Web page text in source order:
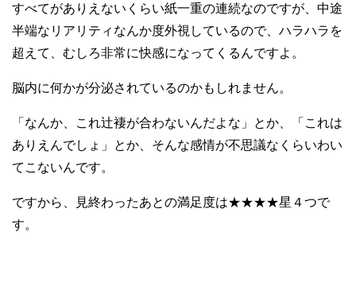
すべてがありえないくらい紙一重の連続なのですが、中途
半端なリアリティなんか度外視しているので、ハラハラを
超えて、むしろ非常に快感になってくるんですよ。
脳内に何かが分泌されているのかもしれません。
「なんか、これ辻褄が合わないんだよな」とか、「これは
ありえんでしょ」とか、そんな感情が不思議なくらいわい
てこないんです。
ですから、見終わったあとの満足度は★★★★星４つで
す。